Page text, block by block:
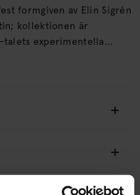
formgiven av Elin Sigrén
talets experimentella
stål med gyllene PVD